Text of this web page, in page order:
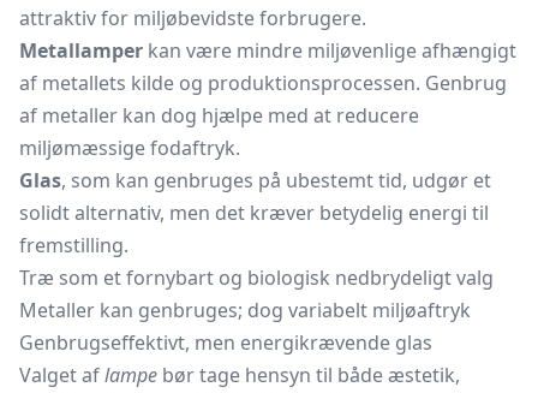
attraktiv for miljøbevidste forbrugere.
Metallamper kan være mindre miljøvenlige afhængigt
af metallets kilde og produktionsprocessen. Genbrug
af metaller kan dog hjælpe med at reducere
miljømæssige fodaftryk.
Glas, som kan genbruges på ubestemt tid, udgør et
solidt alternativ, men det kræver betydelig energi til
fremstilling.
Træ som et fornybart og biologisk nedbrydeligt valg
Metaller kan genbruges; dog variabelt miljøaftryk
Genbrugseffektivt, men energikrævende glas
Valget aflampe bør tage hensyn til både æstetik,